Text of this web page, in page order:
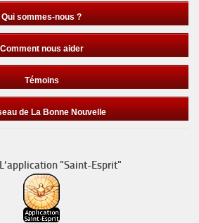
Qui sommes-nous ?
Comment nous aider
Témoins
de La Bonne Nouvelle
"Saint-Esprit"